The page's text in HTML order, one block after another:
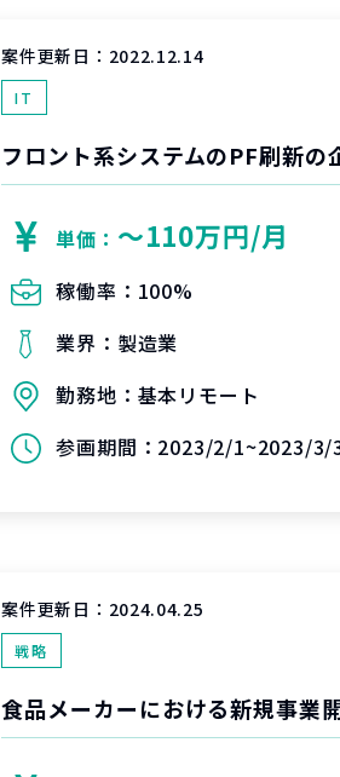
案件更新日： 2022.12.14
IT
フロント系システムのPF刷新の
単価： 〜110万円/月
稼働率： 100%
業界： 製造業
勤務地： 基本リモート
参画期間： 2023/2/1~2023/3/
案件更新日： 2024.04.25
戦略
食品メーカーにおける新規事業